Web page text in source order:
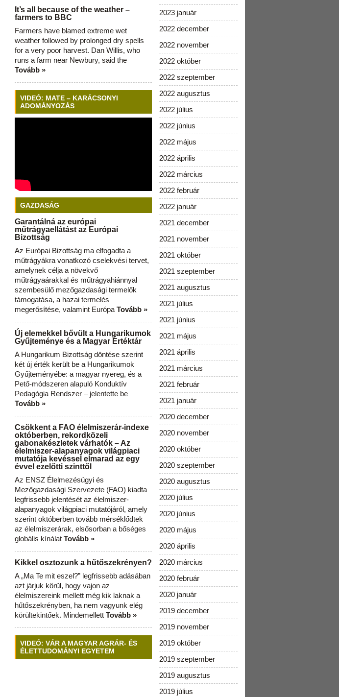
It’s all because of the weather –
farmers to BBC
Farmers have blamed extreme wet
weather followed by prolonged dry spells
for a very poor harvest. Dan Willis, who
runs a farm near Newbury, said the
Tovább »
VIDEÓ: MATE – KARÁCSONYI
ADOMÁNYOZÁS
GAZDASÁG
Garantálná az európai
műtrágyaellátást az Európai
Bizottság
Az Európai Bizottság ma elfogadta a
műtrágyákra vonatkozó cselekvési tervet,
amelynek célja a növekvő
műtrágyaárakkal és műtrágyahiánnyal
szembesülő mezőgazdasági termelők
támogatása, a hazai termelés
megerősítése, valamint Európa Tovább »
Új elemekkel bővült a Hungarikumok
Gyűjteménye és a Magyar Értéktár
A Hungarikum Bizottság döntése szerint
két új érték került be a Hungarikumok
Gyűjteményébe: a magyar nyereg, és a
Pető-módszeren alapuló Konduktív
Pedagógia Rendszer – jelentette be
Tovább »
Csökkent a FAO élelmiszerár-indexe
októberben, rekordközeli
gabonakészletek várhatók – Az
élelmiszer-alapanyagok világpiaci
mutatója kevéssel elmarad az egy
évvel ezelőtti szinttől
Az ENSZ Élelmezésügyi és
Mezőgazdasági Szervezete (FAO) kiadta
legfrissebb jelentését az élelmiszer-
alapanyagok világpiaci mutatójáról, amely
szerint októberben tovább mérséklődtek
az élelmiszerárak, elsősorban a bőséges
globális kínálat Tovább »
Kikkel osztozunk a hűtőszekrényen?
A „Ma Te mit eszel?” legfrissebb adásában
azt járjuk körül, hogy vajon az
élelmiszereink mellett még kik laknak a
hűtőszekrényben, ha nem vagyunk elég
körültekintőek. Mindemellett Tovább »
VIDEÓ: VÁR A MAGYAR AGRÁR- ÉS
ÉLETTUDOMÁNYI EGYETEM
2023 január
2022 december
2022 november
2022 október
2022 szeptember
2022 augusztus
2022 július
2022 június
2022 május
2022 április
2022 március
2022 február
2022 január
2021 december
2021 november
2021 október
2021 szeptember
2021 augusztus
2021 július
2021 június
2021 május
2021 április
2021 március
2021 február
2021 január
2020 december
2020 november
2020 október
2020 szeptember
2020 augusztus
2020 július
2020 június
2020 május
2020 április
2020 március
2020 február
2020 január
2019 december
2019 november
2019 október
2019 szeptember
2019 augusztus
2019 július